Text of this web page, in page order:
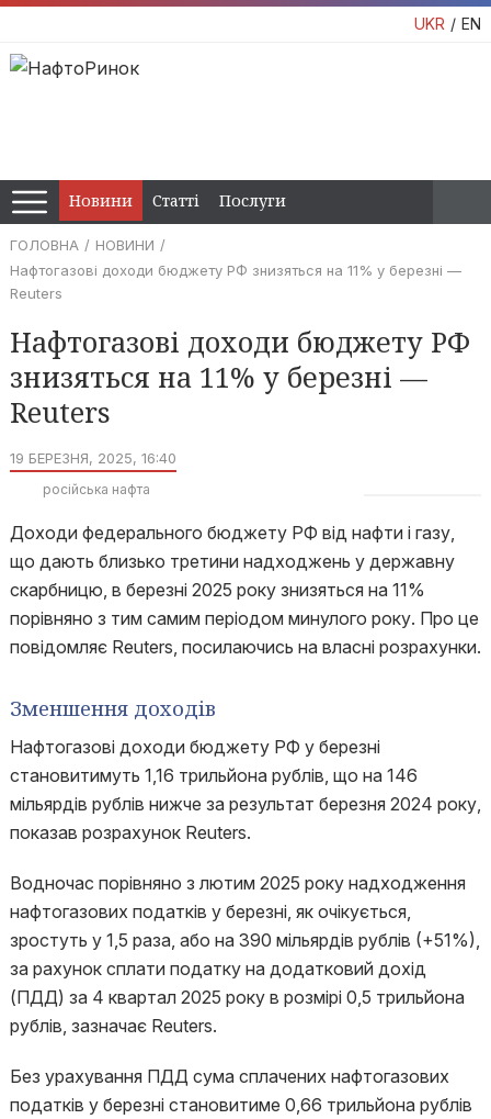
UKR EN
Новини Статті Послуги
ГОЛОВНА
НОВИНИ
Нафтогазові доходи бюджету РФ знизяться на 11% у березні —
Reuters
Нафтогазові доходи бюджету РФ
знизяться на 11% у березні —
Reuters
19 БЕРЕЗНЯ, 2025, 16:40
російська нафта
Доходи федерального бюджету РФ від нафти і газу,
що дають близько третини надходжень у державну
скарбницю, в березні 2025 року знизяться на 11%
порівняно з тим самим періодом минулого року. Про це
повідомляє Reuters, посилаючись на власні розрахунки.
Зменшення доходів
Нафтогазові доходи бюджету РФ у березні
становитимуть 1,16 трильйона рублів, що на 146
мільярдів рублів нижче за результат березня 2024 року,
показав розрахунок Reuters.
Водночас порівняно з лютим 2025 року надходження
нафтогазових податків у березні, як очікується,
зростуть у 1,5 раза, або на 390 мільярдів рублів (+51%),
за рахунок сплати податку на додатковий дохід
(ПДД) за 4 квартал 2025 року в розмірі 0,5 трильйона
рублів, зазначає Reuters.
Без урахування ПДД сума сплачених нафтогазових
податків у березні становитиме 0,66 трильйона рублів